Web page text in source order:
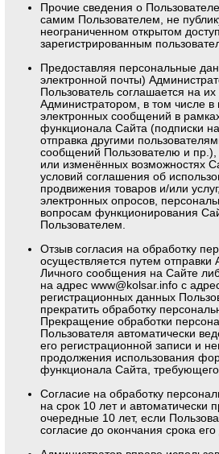
Прочие сведения о
самим Пользователем, не
неограниченном открытом
зарегистрированным
Предоставляя персональные
электронной почты)
Пользователь соглашается на их
Администратором, в том числе в
электронных сообщений в
функционала Сайта (подписки
отправка другими
сообщений Пользователю и
или изменённых возможностях
условий соглашения об
продвижения товаров и/или
электронных опросов,
вопросам функционирования
Пользователем.
Отзыв согласия на обработку
осуществляется путем отправки
Личного сообщения на Сайте
на адресwww@kolsar.info с
регистрационных данных
прекратить обработку
Прекращение обработки
Пользователя автоматически
его регистрационной записи и
продолжения использования
функционала Сайта, требующего
Согласие на обработку
на срок 10 лет и автоматически
очередные 10 лет, если
согласие до окончания срока его